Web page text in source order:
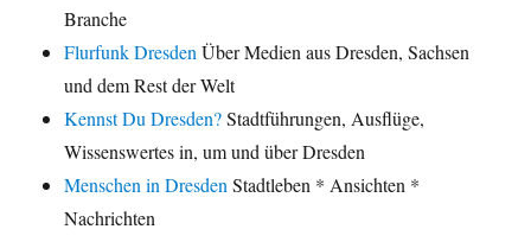
Branche
Flurfunk DresdenÜber Medien aus Dresden, Sachsen
und dem Rest der Welt
Kennst Du Dresden?Stadtführungen, Ausflüge,
Wissenswertes in, um und über Dresden
Menschen in DresdenStadtleben * Ansichten *
Nachrichten